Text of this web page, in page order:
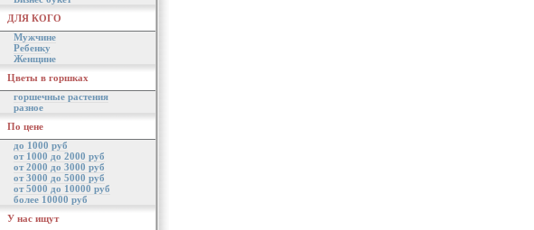
ДЛЯ КОГО
Мужчине
Ребенку
Женщине
Цветы в горшках
горшечные растения
разное
По цене
до 1000 руб
от 1000 до 2000 руб
от 2000 до 3000 руб
от 3000 до 5000 руб
от 5000 до 10000 руб
более 10000 руб
У нас ищут